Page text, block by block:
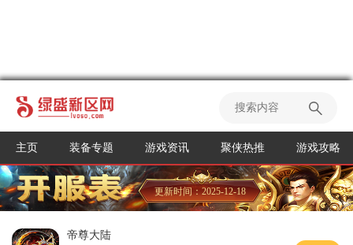
主页 装备专题 游戏资讯 聚侠热推 游戏攻略
更新时间：2025-12-18
帝尊大陆